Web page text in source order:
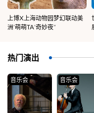
上博X上海动物园梦幻联动美
洲‘萌萌TA’奇妙夜”
热门演出
音乐会 音乐会